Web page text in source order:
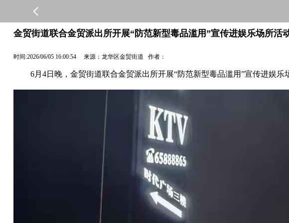
金贸街道联合金贸派出所开展“防范新型毒品滥用”宣传进娱乐场所活
时间:2026/06/05 16:00:54 来源：龙华区金贸街道 作者：
6月4日晚，金贸街道联合金贸派出所开展“防范新型毒品滥用”宣传进娱乐